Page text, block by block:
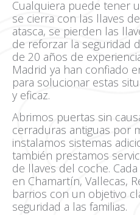
Cualquiera puede tener
se cierra con las llaves
atasca, se pierden las
de reforzar la seguridad
de 20 años de
Madrid ya han confiado
para solucionar estas
y eficaz.
Abrimos puertas sin
cerraduras antiguas por
instalamos sistemas
también prestamos
de llaves del coche.
en Chamartín, Vallecas,
barrios con un objetivo
seguridad a las familias.